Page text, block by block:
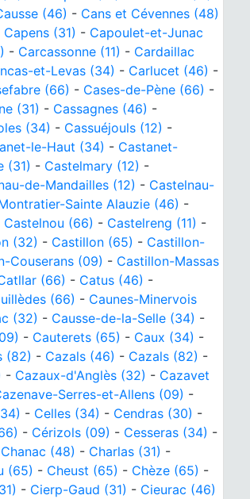
(46) - Cans et Cévennes (48)
Capens (31) - Capoulet-et-Junac
- Carcassonne (11) - Cardaillac
et-Levas (34) - Carlucet (46) -
(66) - Cases-de-Pène (66) -
(31) - Cassagnes (46) -
(34) - Cassuéjouls (12) -
le-Haut (34) - Castanet-
(31) - Castelmary (12) -
de-Mandailles (12) - Castelnau-
Sainte Alauzie (46) -
Castelnou (66) - Castelreng (11) -
(32) - Castillon (65) - Castillon-
Couserans (09) - Castillon-Massas
(66) - Catus (46) -
(66) - Caunes-Minervois
(32) - Causse-de-la-Selle (34) -
- Cauterets (65) - Caux (34) -
(82) - Cazals (46) - Cazals (82) -
- Cazaux-d'Anglès (32) - Cazavet
Serres-et-Allens (09) -
- Celles (34) - Cendras (30) -
- Cérizols (09) - Cesseras (34) -
Chanac (48) - Charlas (31) -
(65) - Cheust (65) - Chèze (65) -
- Cierp-Gaud (31) - Cieurac (46)